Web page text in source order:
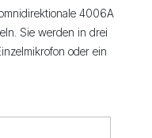
4006A
Sie werden in drei
oder ein